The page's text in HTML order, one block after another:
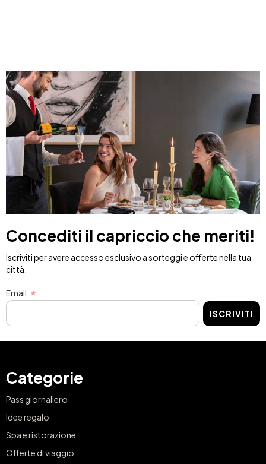
Concediti il capriccio che meriti!
Iscriviti per avere accesso esclusivo a sorteggi e offerte nella tua
città.
Email
ISCRIVITI
Categorie
Pass giornaliero
Idee regalo
Spa e ristorazione
Offerte di viaggio